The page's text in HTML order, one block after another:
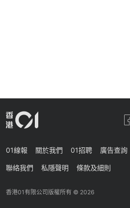
01線報 關於我們 01招聘 廣告查詢
聯絡我們 私隱聲明 條款及細則
香港01有限公司版權所有 © 2026